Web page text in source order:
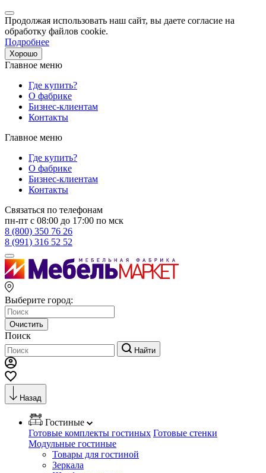
Продолжая использовать наш сайт, вы даете согласие на
обработку файлов cookie.
Подробнее
Хорошо
Главное меню
Где купить?
О фабрике
Бизнес-клиентам
Контакты
Главное меню
Где купить?
О фабрике
Бизнес-клиентам
Контакты
Связаться по телефонам
пн-пт с 08:00 до 17:00 по мск
8 (800) 350 76 26
8 (991) 316 52 52
Выберите город:
Очистить
Поиск
Найти
Назад
Гостиные
Готовые комплекты гостиных Готовые стенки
Модульные гостиные
Товары для гостиной
Зеркала